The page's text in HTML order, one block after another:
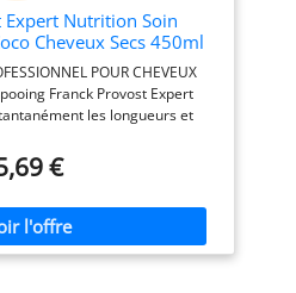
pratiques : Flacon de 200
ml. Emballage entièrement
recyclable à jeter dans le
bac de tri après utilisation.
Complétez votre routine
avec le shampooing et le
Expert Nutrition Soin
Cheveux Secs 450ml
POUR CHEVEUX
Franck Provost Expert
les longueurs et
abîmées du cheveu pour les
ROUTINE AUX RÉSULTATS
apporte +95% de nutrition*,
et +71% de douceur* (*test
du shampooing et du
€